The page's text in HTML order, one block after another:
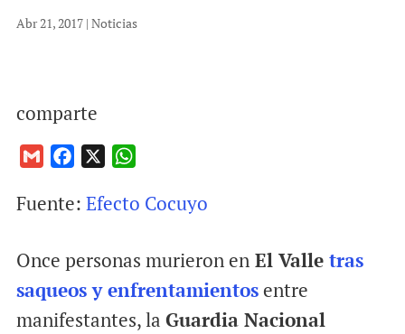
Abr 21, 2017| Noticias
comparte
a
c
o
o
k
a
A
p
p
Fuente: Efecto Cocuyo
Once personas murieron enEl Valle tras
saqueos y enfrentamientosentre
manifestantes, la Guardia Nacional